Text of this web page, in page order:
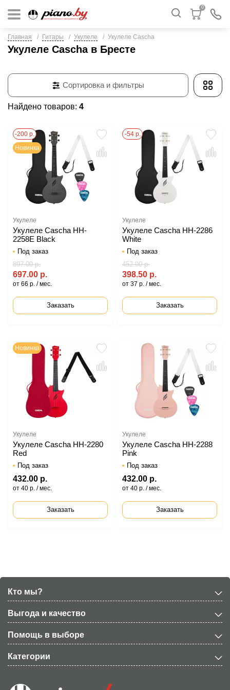
0
Главная Гитары Укулеле Укулеле Cascha
Укулеле Cascha в Бресте
Найдено товаров: 4
Сортировка и фильтры
-200 р.
Новинка
Укулеле
Укулеле Cascha HH-
2258E Black
Под заказ
697.00 р.
897.00 р.
от 66 р. / мес.
Заказать
-54 р.
Укулеле
Укулеле Cascha HH-2286
White
Под заказ
398.50 р.
452.00 р.
от 37 р. / мес.
Заказать
Новинка
Укулеле
Укулеле Cascha HH-2280
Red
Под заказ
432.00 р.
от 40 р. / мес.
Заказать
Укулеле
Укулеле Cascha HH-2288
Pink
Под заказ
432.00 р.
от 40 р. / мес.
Заказать
Кто мы?
Выгода и качество
Помощь в выборе
Категории